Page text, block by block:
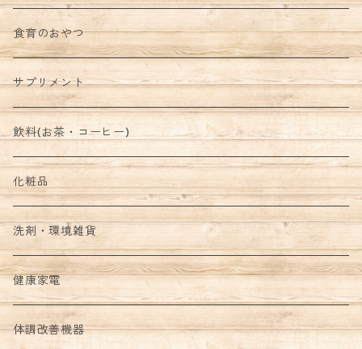
食育のおやつ
サプリメント
飲料(お茶・コーヒー)
化粧品
洗剤・環境雑貨
健康家電
体調改善機器